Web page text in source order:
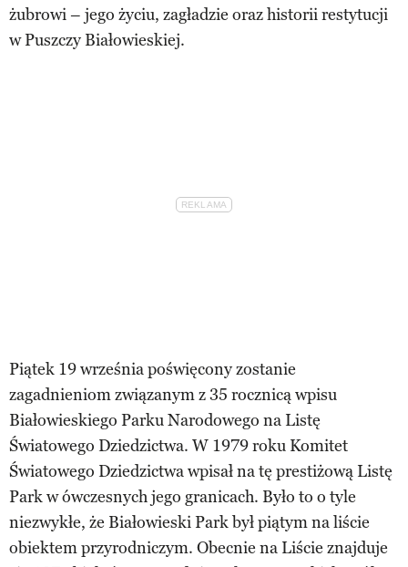
żubrowi – jego życiu, zagładzie oraz historii restytucji
w Puszczy Białowieskiej.
Piątek 19 września poświęcony zostanie
zagadnieniom związanym z 35 rocznicą wpisu
Białowieskiego Parku Narodowego na Listę
Światowego Dziedzictwa. W 1979 roku Komitet
Światowego Dziedzictwa wpisał na tę prestiżową Listę
Park w ówczesnych jego granicach. Było to o tyle
niezwykłe, że Białowieski Park był piątym na liście
obiektem przyrodniczym. Obecnie na Liście znajduje